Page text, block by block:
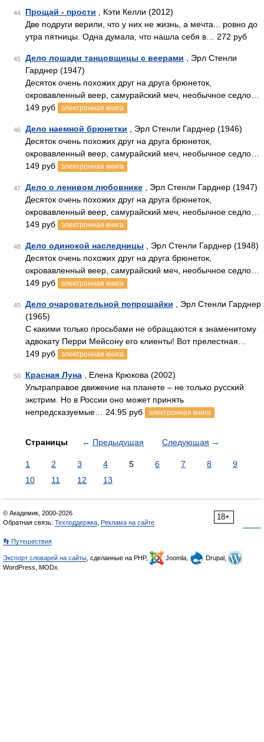
44 Прощай - прости , Кэти Келли (2012)
Две подруги верили, что у них не жизнь, а мечта... ровно до
утра пятницы. Одна думала, что нашла себя в… 272 руб
45 Дело лошади танцовщицы с веерами , Эрл Стенли
Гарднер (1947)
Десяток очень похожих друг на друга брюнеток,
окровавленный веер, самурайский меч, необычное седло…
149 руб
электронная книга
46 Дело наемной брюнетки , Эрл Стенли Гарднер (1946)
Десяток очень похожих друг на друга брюнеток,
окровавленный веер, самурайский меч, необычное седло…
149 руб
электронная книга
47 Дело о ленивом любовнике , Эрл Стенли Гарднер (1947)
Десяток очень похожих друг на друга брюнеток,
окровавленный веер, самурайский меч, необычное седло…
149 руб
электронная книга
48 Дело одинокой наследницы , Эрл Стенли Гарднер (1948)
Десяток очень похожих друг на друга брюнеток,
окровавленный веер, самурайский меч, необычное седло…
149 руб
электронная книга
49 Дело очаровательной попрошайки , Эрл Стенли Гарднер
(1965)
С какими только просьбами не обращаются к знаменитому
адвокату Перри Мейсону его клиенты! Вот прелестная…
149 руб
электронная книга
50 Красная Луна , Елена Крюкова (2002)
Ультраправое движение на планете – не только русский
экстрим. Но в России оно может принять
непредсказуемые… 24.95 руб
электронная книга
Страницы ← Предыдущая Следующая →
1 2 3 4 5 6 7 8
9
10
11 12 13
18+
© Академик, 2000-2026
Обратная связь: Техподдержка Реклама на сайте
👣 Путешествия
Экспорт словарей на сайты , сделанные на PHP, Joomla,
Drupal,
WordPress, MODx.